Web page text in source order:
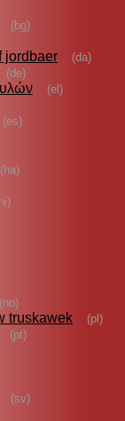
(bg)
jordbaer (da)
(de)
(el)
(es)
(ha)
(no)
truskawek (pl)
(pt)
(sv)